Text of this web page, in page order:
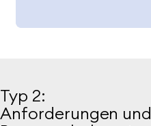
Typ 2:
Anforderungen und